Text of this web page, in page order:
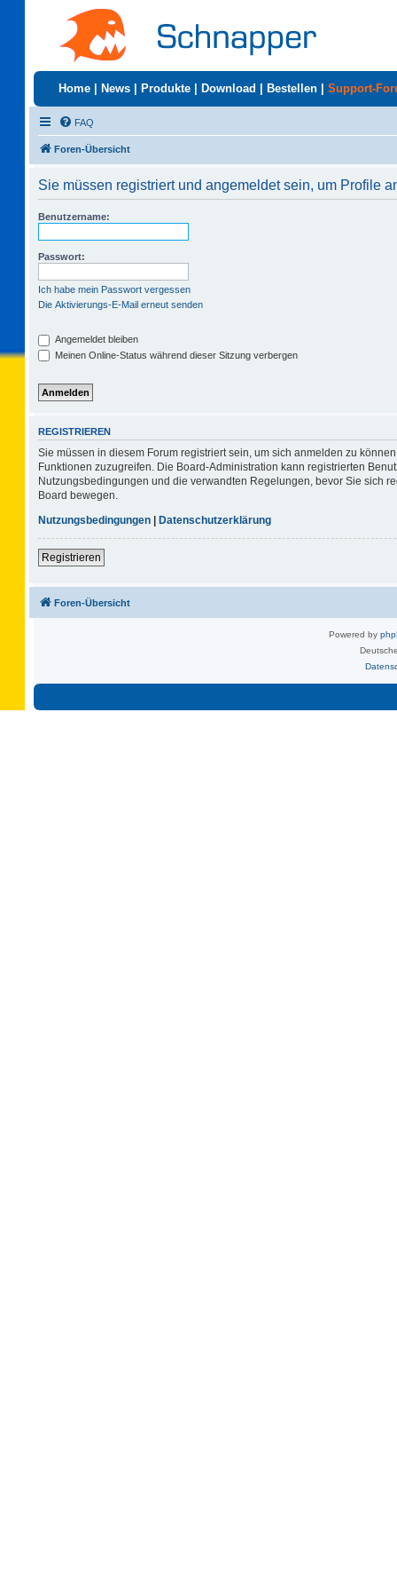
Home News Produkte Download Bestellen Support-
FAQ
Foren-Übersicht
Sie müssen registriert und angemeldet sein, um Profile
Benutzername:
Passwort:
Ich habe mein Passwort vergessen
Die Aktivierungs-E-Mail erneut senden
Angemeldet bleiben
Meinen Online-Status während dieser Sitzung verbergen
REGISTRIEREN
Sie müssen in diesem Forum registriert sein, um sich anmelden zu
Funktionen zuzugreifen. Die Board-Administration kann registrierten
Nutzungsbedingungen und die verwandten Regelungen, bevor Sie sich
Board bewegen.
Nutzungsbedingungen | Datenschutzerklärung
Registrieren
Foren-Übersicht
Powered by